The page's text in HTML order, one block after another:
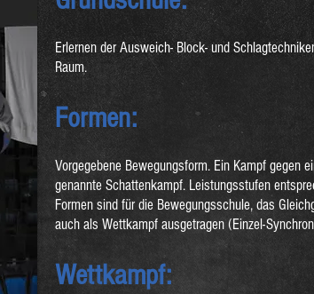
Erlernen der Ausweich- Block- und
Raum.
Formen:
Vorgegebene Bewegungsform. Ein Kampf gegen
genannte Schattenkampf. Leistungsstufen
Formen sind für die Bewegungsschule, das
auch als Wettkampf ausgetragen (Einzel-
Wettkampf: